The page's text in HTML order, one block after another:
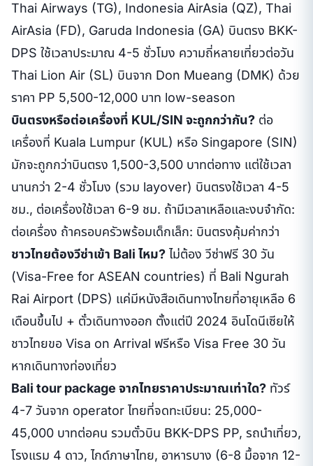
Thai Airways (TG), Indonesia AirAsia (QZ), Thai
AirAsia (FD), Garuda Indonesia (GA) บินตรง BKK-
DPS ใช้เวลาประมาณ 4-5 ชั่วโมง ความถี่หลายเที่ยวต่อวัน
Thai Lion Air (SL) บินจาก Don Mueang (DMK) ด้วย
ราคา PP 5,500-12,000 บาท low-season
บินตรงหรือต่อเครื่องที่ KUL/SIN จะถูกกว่ากัน? ต่อ
เครื่องที่ Kuala Lumpur (KUL) หรือ Singapore (SIN)
มักจะถูกกว่าบินตรง 1,500-3,500 บาทต่อทาง แต่ใช้เวลา
นานกว่า 2-4 ชั่วโมง (รวม layover) บินตรงใช้เวลา 4-5
ชม., ต่อเครื่องใช้เวลา 6-9 ชม. ถ้ามีเวลาเหลือและงบจำกัด:
ต่อเครื่อง ถ้าครอบครัวพร้อมเด็กเล็ก: บินตรงคุ้มค่ากว่า
ชาวไทยต้องวีซ่าเข้า Bali ไหม? ไม่ต้อง วีซ่าฟรี 30 วัน
(Visa-Free for ASEAN countries) ที่ Bali Ngurah
Rai Airport (DPS) แค่มีหนังสือเดินทางไทยที่อายุเหลือ 6
เดือนขึ้นไป + ตั๋วเดินทางออก ตั้งแต่ปี 2024 อินโดนีเซียให้
ชาวไทยขอ Visa on Arrival ฟรีหรือ Visa Free 30 วัน
หากเดินทางท่องเที่ยว
Bali tour package จากไทยราคาประมาณเท่าใด? ทัวร์
4-7 วันจาก operator ไทยที่จดทะเบียน: 25,000-
45,000 บาทต่อคน รวมตั๋วบิน BKK-DPS PP, รถนำเที่ยว,
โรงแรม 4 ดาว, ไกด์ภาษาไทย, อาหารบาง (6-8 มื้อจาก 12-